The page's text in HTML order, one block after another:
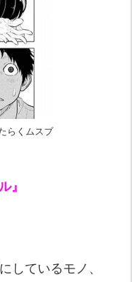
らくムスブ
』
しているモノ、